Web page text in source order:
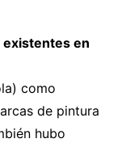
existentes en
como
de pintura
hubo